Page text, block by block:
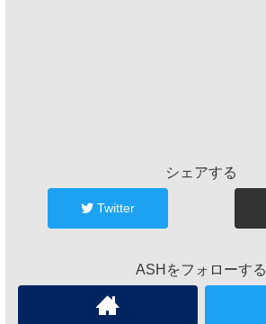
シェアする
Twitter
ASHをフォローする